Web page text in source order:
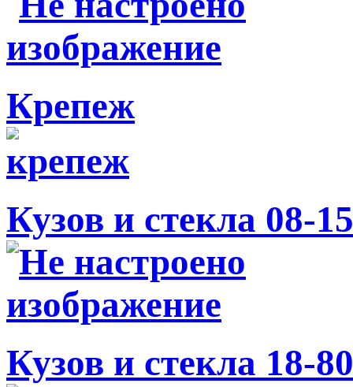
Крепеж
Кузов и стекла 08-15
Кузов и стекла 18-80